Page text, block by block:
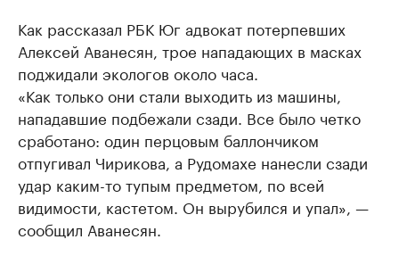
Как рассказал РБК Юг адвокат потерпевших
Алексей Аванесян, трое нападающих в масках
поджидали экологов около часа.
«Как только они стали выходить из машины,
нападавшие подбежали сзади. Все было четко
сработано: один перцовым баллончиком
отпугивал Чирикова, а Рудомахе нанесли сзади
удар каким-то тупым предметом, по всей
видимости, кастетом. Он вырубился и упал», —
сообщил Аванесян.